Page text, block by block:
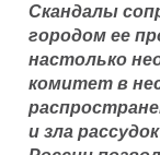
Скандалы
городом ее
настолько
комитет в
и зла